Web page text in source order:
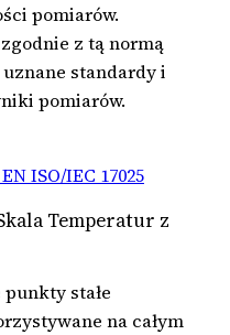
pomiarów.
z tą normą
standardy i
pomiarów.
ISO/IEC 17025
Temperatur z
stałe
na całym